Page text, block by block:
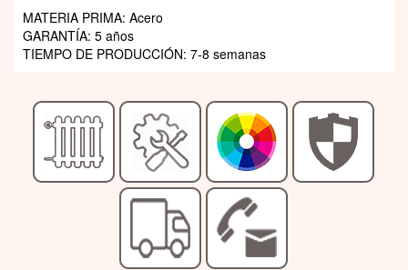
MATERIA PRIMA: Acero
GARANTÍA: 5 años
TIEMPO DE PRODUCCIÓN: 7-8 semanas